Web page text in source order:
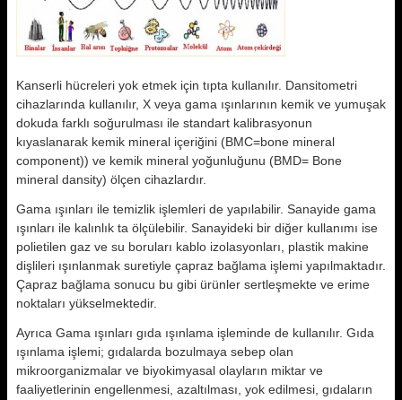
Kanserli hücreleri yok etmek için tıpta kullanılır. Dansitometri
cihazlarında kullanılır, X veya gama ışınlarının kemik ve yumuşak
dokuda farklı soğurulması ile standart kalibrasyonun
kıyaslanarak kemik mineral içeriğini (BMC=bone mineral
component)) ve kemik mineral yoğunluğunu (BMD= Bone
mineral dansity) ölçen cihazlardır.
Gama ışınları ile temizlik işlemleri de yapılabilir. Sanayide gama
ışınları ile kalınlık ta ölçülebilir. Sanayideki bir diğer kullanımı ise
polietilen gaz ve su boruları kablo izolasyonları, plastik makine
dişlileri ışınlanmak suretiyle çapraz bağlama işlemi yapılmaktadır.
Çapraz bağlama sonucu bu gibi ürünler sertleşmekte ve erime
noktaları yükselmektedir.
Ayrıca Gama ışınları gıda ışınlama işleminde de kullanılır. Gıda
ışınlama işlemi; gıdalarda bozulmaya sebep olan
mikroorganizmalar ve biyokimyasal olayların miktar ve
faaliyetlerinin engellenmesi, azaltılması, yok edilmesi, gıdaların